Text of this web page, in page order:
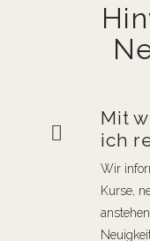
Mit
ich
Wir
Kurse,